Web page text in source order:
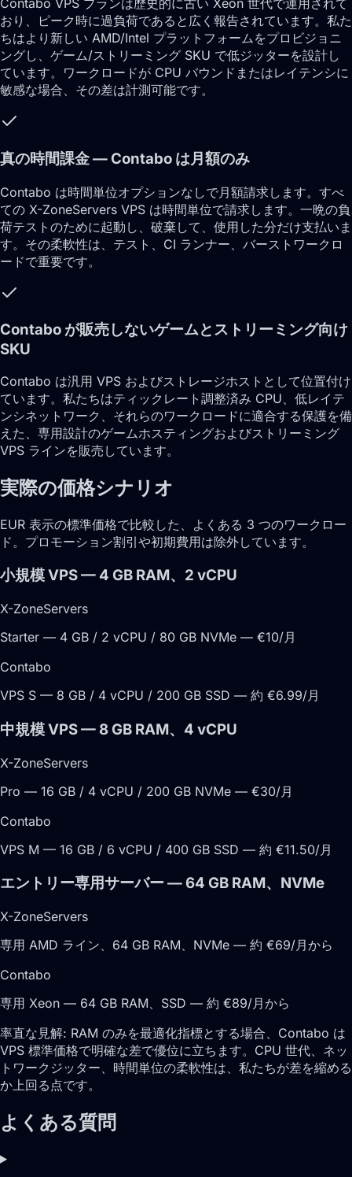
Contabo VPS プランは歴史的に古い Xeon 世代で運用されて
おり、ピーク時に過負荷であると広く報告されています。私た
ちはより新しい AMD/Intel プラットフォームをプロビジョニ
ングし、ゲーム/ストリーミング SKU で低ジッターを設計し
ています。ワークロードが CPU バウンドまたはレイテンシに
敏感な場合、その差は計測可能です。
真の時間課金 — Contabo は月額のみ
Contabo は時間単位オプションなしで月額請求します。すべ
ての X-ZoneServers VPS は時間単位で請求します。一晩の負
荷テストのために起動し、破棄して、使用した分だけ支払いま
す。その柔軟性は、テスト、CI ランナー、バーストワークロ
ードで重要です。
Contabo が販売しないゲームとストリーミング向け
SKU
Contabo は汎用 VPS およびストレージホストとして位置付け
ています。私たちはティックレート調整済み CPU、低レイテ
ンシネットワーク、それらのワークロードに適合する保護を備
えた、専用設計のゲームホスティングおよびストリーミング
VPS ラインを販売しています。
実際の価格シナリオ
EUR 表示の標準価格で比較した、よくある 3 つのワークロー
ド。プロモーション割引や初期費用は除外しています。
小規模 VPS — 4 GB RAM、2 vCPU
X-ZoneServers
Starter — 4 GB / 2 vCPU / 80 GB NVMe — €10/月
Contabo
VPS S — 8 GB / 4 vCPU / 200 GB SSD — 約 €6.99/月
中規模 VPS — 8 GB RAM、4 vCPU
X-ZoneServers
Pro — 16 GB / 4 vCPU / 200 GB NVMe — €30/月
Contabo
VPS M — 16 GB / 6 vCPU / 400 GB SSD — 約 €11.50/月
エントリー専用サーバー — 64 GB RAM、NVMe
X-ZoneServers
専用 AMD ライン、64 GB RAM、NVMe — 約 €69/月から
Contabo
専用 Xeon — 64 GB RAM、SSD — 約 €89/月から
率直な見解: RAM のみを最適化指標とする場合、Contabo は
VPS 標準価格で明確な差で優位に立ちます。CPU 世代、ネッ
トワークジッター、時間単位の柔軟性は、私たちが差を縮める
か上回る点です。
よくある質問